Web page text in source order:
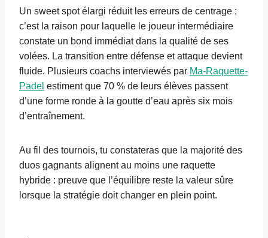
Un sweet spot élargi réduit les erreurs de centrage ;
c’est la raison pour laquelle le joueur intermédiaire
constate un bond immédiat dans la qualité de ses
volées. La transition entre défense et attaque devient
fluide. Plusieurs coachs interviewés par Ma-Raquette-
Padel estiment que 70 % de leurs élèves passent
d’une forme ronde à la goutte d’eau après six mois
d’entraînement.
Au fil des tournois, tu constateras que la majorité des
duos gagnants alignent au moins une raquette
hybride : preuve que l’équilibre reste la valeur sûre
lorsque la stratégie doit changer en plein point.